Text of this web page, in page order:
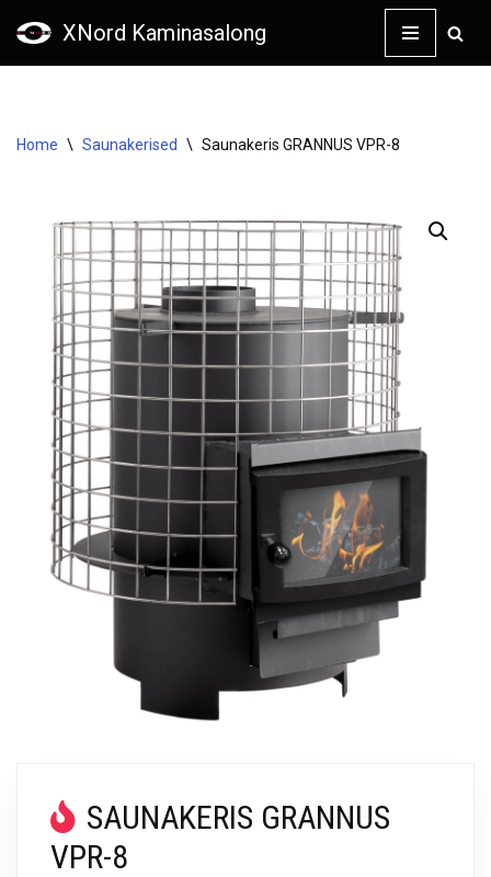
XNord Kaminasalong
Home \ Saunakerised \ Saunakeris GRANNUS VPR-8
SAUNAKERIS GRANNUS
VPR-8